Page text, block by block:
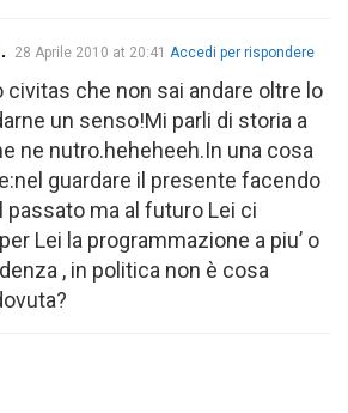
28 Aprile 2010 at 20:41 Accedi per rispondere
civitas che non sai andare oltre lo
un senso!Mi parli di storia a
ne nutro.heheheeh.In una cosa
guardare il presente facendo
passato ma al futuro Lei ci
Lei la programmazione a piu’ o
, in politica non è cosa